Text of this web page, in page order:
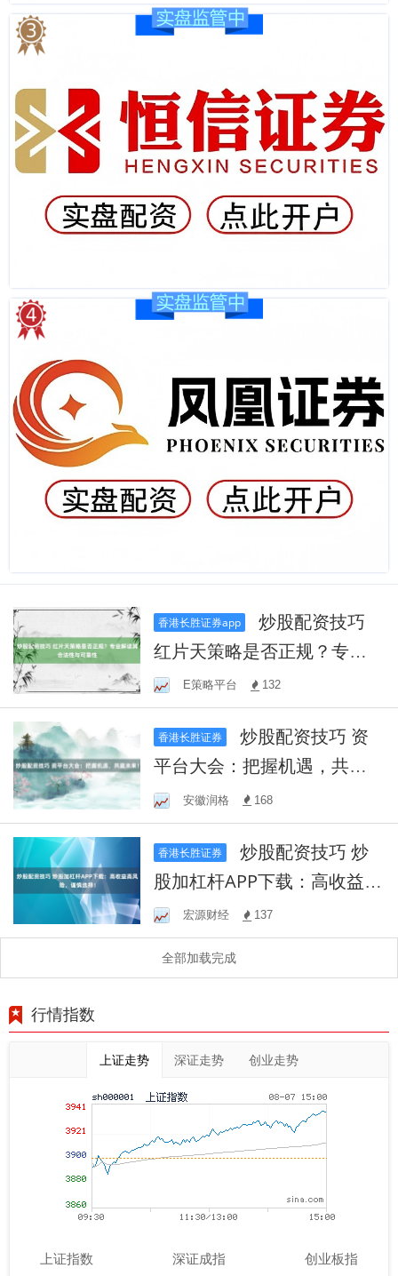
香港长胜证券app
炒股配资技巧
红片天策略是否正规？专业
解读其合法性与可靠性
E策略平台 132
香港长胜证券
炒股配资技巧 资
平台大会：把握机遇，共赢
未来！安徽润格 168
香港长胜证券
炒股配资技巧 炒
股加杠杆APP下载：高收益高
风险，谨慎选择！
宏源财经 137
全部加载完成
行情指数
上证走势 深证走势 创业走势
上证指数 深证成指 创业板指